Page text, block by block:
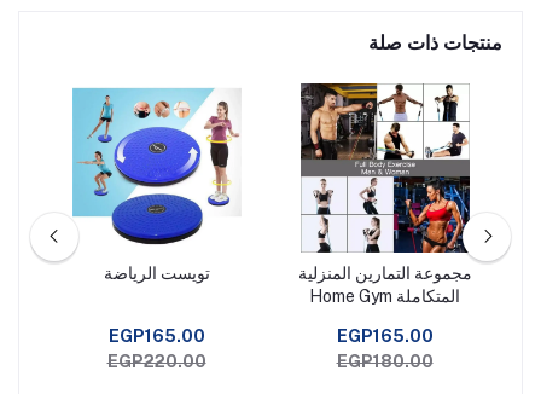
منتجات ذات صلة
مجموعة التمارين المنزلية
المتكاملة Home Gym
EGP165.00
EGP180.00
تويست الرياضة
EGP165.00
EGP220.00